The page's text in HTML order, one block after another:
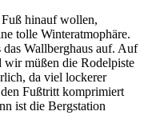
hinauf wollen,
tolle Winteratmophäre.
Wallberghaus auf. Auf
wir müßen die Rodelpiste
da viel lockerer
Fußtritt komprimiert
ist die Bergstation